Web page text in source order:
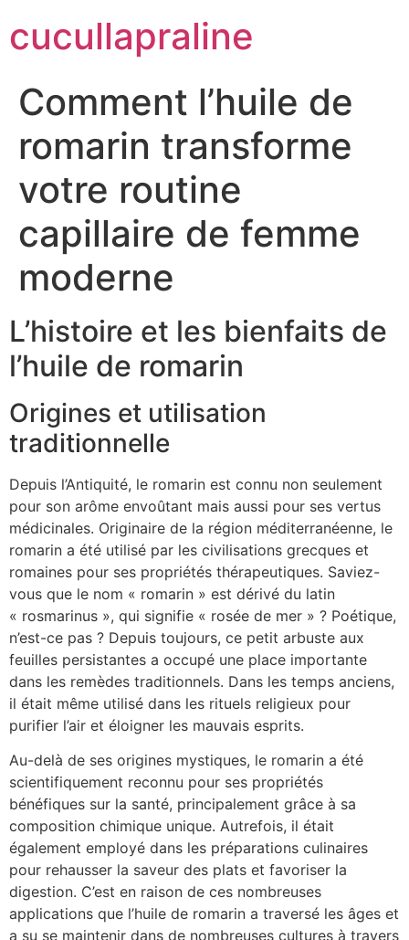
cucullapraline
Comment l’huile de
romarin transforme
votre routine
capillaire de femme
moderne
L’histoire et les bienfaits de
l’huile de romarin
Origines et utilisation
traditionnelle
Depuis l’Antiquité, le romarin est connu non seulement
pour son arôme envoûtant mais aussi pour ses vertus
médicinales. Originaire de la région méditerranéenne, le
romarin a été utilisé par les civilisations grecques et
romaines pour ses propriétés thérapeutiques. Saviez-
vous que le nom « romarin » est dérivé du latin
« rosmarinus », qui signifie « rosée de mer » ? Poétique,
n’est-ce pas ? Depuis toujours, ce petit arbuste aux
feuilles persistantes a occupé une place importante
dans les remèdes traditionnels. Dans les temps anciens,
il était même utilisé dans les rituels religieux pour
purifier l’air et éloigner les mauvais esprits.
Au-delà de ses origines mystiques, le romarin a été
scientifiquement reconnu pour ses propriétés
bénéfiques sur la santé, principalement grâce à sa
composition chimique unique. Autrefois, il était
également employé dans les préparations culinaires
pour rehausser la saveur des plats et favoriser la
digestion. C’est en raison de ces nombreuses
applications que l’huile de romarin a traversé les âges et
a su se maintenir dans de nombreuses cultures à travers